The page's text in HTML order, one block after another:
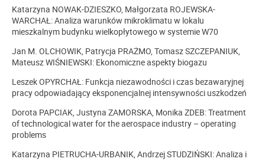
Katarzyna NOWAK-DZIESZKO, Małgorzata ROJEWSKA-
WARCHAŁ: Analiza warunków mikroklimatu w lokalu
mieszkalnym budynku wielkopłytowego w systemie W70
Jan M. OLCHOWIK, Patrycja PRAŻMO, Tomasz SZCZEPANIUK,
Mateusz WIŚNIEWSKI: Ekonomiczne aspekty biogazu
Leszek OPYRCHAŁ: Funkcja niezawodności i czas bezawaryjnej
pracy odpowiadający eksponencjalnej intensywności uszkodzeń
Dorota PAPCIAK, Justyna ZAMORSKA, Monika ZDEB: Treatment
of technological water for the aerospace industry – operating
problems
Katarzyna PIETRUCHA-URBANIK, Andrzej STUDZIŃSKI: Analiza i